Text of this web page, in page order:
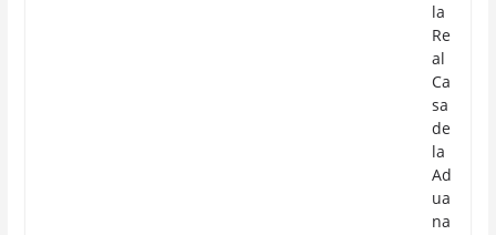
la
Re
al
Ca
sa
de
la
Ad
ua
na